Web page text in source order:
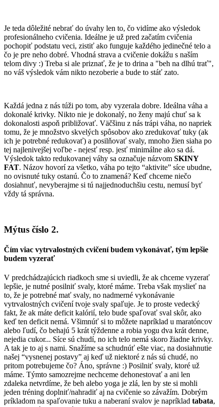
Je teda dôležité nebrať do úvahy len to, čo vidíme ako výsledok
profesionálneho cvičenia. Ideálne je už pred začatím cvičenia
pochopiť podstatu veci, zistiť ako funguje každého jedinečné telo a
čo je pre neho dobré. Vhodná strava a cvičenie dokážu s naším
telom divy :) Treba si ale priznať, že je to drina a "beh na dlhú trať",
no váš výsledok vám nikto nezoberie a bude to stáť zato.
Každá jedna z nás túži po tom, aby vyzerala dobre. Ideálna váha a
dokonalé krivky. Nikto nie je dokonalý, no ženy majú chuť sa k
dokonalosti aspoň približovať. Väčšinu z nás trápi váha, no napriek
tomu, že je množstvo skvelých spôsobov ako zredukovať tuky (ak
ich je potrebné redukovať) a posilňovať svaly, mnoho žien siaha po
tej najlenivejšej voľbe - nejesť resp. jesť minimálne ako sa dá.
Výsledok takto redukovanej váhy sa označuje názvom SKINY
FAT. Názov hovorí za všetko, váha po tejto “aktivite” síce ubudne,
no ovisnuté tuky ostanú. Čo to znamená? Keď chceme niečo
dosiahnuť, nevyberajme si tú najjednoduchšiu cestu, nemusí byť
vždy tá správna.
Mýtus číslo 2.
Čím viac vytrvalostných cvičení budem vykonávať, tým lepšie
budem vyzerať
V predchádzajúcich riadkoch sme si uviedli, že ak chceme vyzerať
lepšie, je nutné posilniť svaly, ktoré máme. Treba však myslieť na
to, že je potrebné mať svaly, no nadmerné vykonávanie
vytrvalostných cvičení tvoje svaly spaľuje. Je to proste vedecký
fakt, že ak máte deficit kalórií, telo bude spaľovať sval skôr, ako
keď ten deficit nemá. Všimnúť si to môžete napríklad u maratóncov
alebo ľudí, čo behajú 5 krát týždenne a robia yogu dva krát denne,
nejedia cukor... Síce sú chudí, no ich telo nemá skoro žiadne krivky.
A tak je to aj s nami. Snažíme sa schudnúť ešte viac, na dosiahnutie
našej “vysnenej postavy” aj keď už niektoré z nás sú chudé, no
pritom potrebujeme čo? Áno, správne :) Posilniť svaly, ktoré už
máme. Týmto samozrejme nechceme dehonestovať a ani len
zdaleka netvrdíme, že beh alebo yoga je zlá, len by ste si mohli
jeden tréning doplniť/nahradiť aj na cvičenie so závažím. Dobrým
príkladom na spaľovanie tuku a naberaní svalov je napríklad tabata,